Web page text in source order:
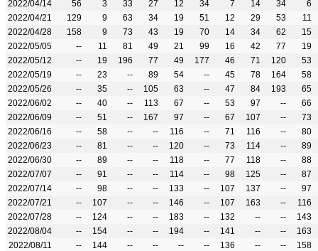
2022/04/14
56 3 33 27 12 34 7 14 34
6
2022/04/21
129 9 63 34 19 51 12 29 53
11
2022/04/28
158 9 73 43 19 70 14 34 62
15
2022/05/05
-- 11 81 49 21 99 16 42 77
19
2022/05/12
-- 19 196 77 49 177 46 71 120
53
2022/05/19
-- 23 -- 89 54 -- 45 78 164
58
2022/05/26
-- 35 -- 105 63 -- 47 84 193
65
2022/06/02
-- 40 -- 113 67 -- 53 97 --
66
2022/06/09
-- 51 -- 167 97 -- 67 107 --
73
2022/06/16
-- 58 -- -- 116 -- 71 116 --
80
2022/06/23
-- 81 -- -- 120 -- 73 114 --
89
2022/06/30
-- 89 -- -- 118 -- 77 118 --
88
2022/07/07
-- 91 -- -- 114 -- 98 125 --
87
2022/07/14
-- 98 -- -- 133 -- 107 137 --
97
2022/07/21
-- 107 -- -- 146 -- 107 163 --
116
2022/07/28
-- 124 -- -- 183 -- 132 -- --
143
2022/08/04
-- 154 -- -- 194 -- 141 -- --
163
2022/08/11
-- 144 -- -- -- -- 136 -- --
158